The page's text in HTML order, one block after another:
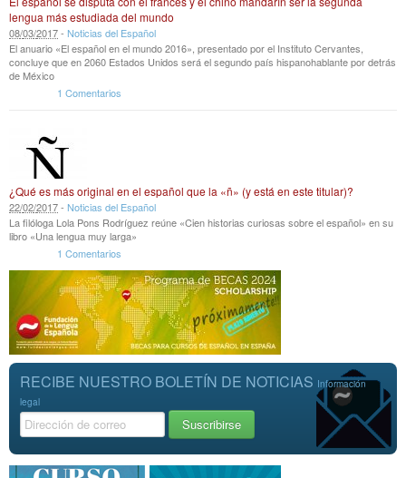
lengua más estudiada del mundo
08/03/2017- Noticias del Español
El anuario «El español en el mundo 2016», presentado por el Instituto Cervantes,
concluye que en 2060 Estados Unidos será el segundo país hispanohablante por detrás
de México
1 Comentarios
¿Qué es más original en el español que la «ñ» (y está en este titular)?
22/02/2017- Noticias del Español
La filóloga Lola Pons Rodríguez reúne «Cien historias curiosas sobre el español» en su
libro «Una lengua muy larga»
1 Comentarios
RECIBE NUESTRO BOLETÍN DE NOTICIAS Información
legal